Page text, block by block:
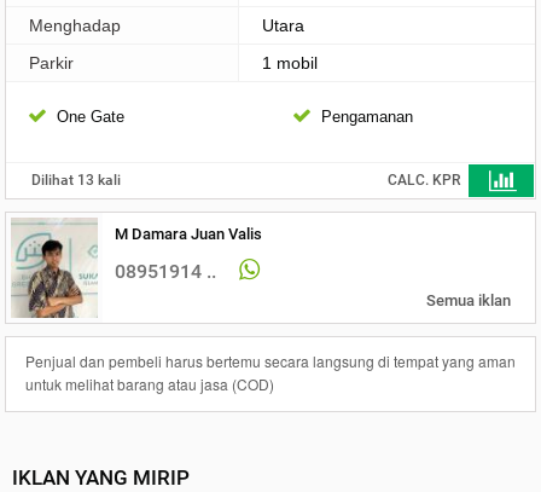
Menghadap
Utara
Parkir
1 mobil
One Gate Pengamanan
Dilihat 13 kali CALC. KPR
M Damara Juan Valis
08951914 ..
Semua iklan
Penjual dan pembeli harus bertemu secara langsung di tempat yang aman
untuk melihat barang atau jasa (COD)
IKLAN YANG MIRIP